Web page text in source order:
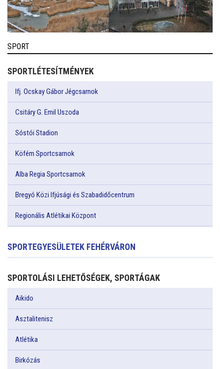
SPORT
SPORTLÉTESÍTMÉNYEK
Ifj. Ocskay Gábor Jégcsarnok
Csitáry G. Emil Uszoda
Sóstói Stadion
Köfém Sportcsarnok
Alba Regia Sportcsarnok
Bregyó Közi Ifjúsági és Szabadidőcentrum
Regionális Atlétikai Központ
SPORTEGYESÜLETEK FEHÉRVÁRON
SPORTOLÁSI LEHETŐSÉGEK, SPORTÁGAK
Aikido
Asztalitenisz
Atlétika
Birkózás